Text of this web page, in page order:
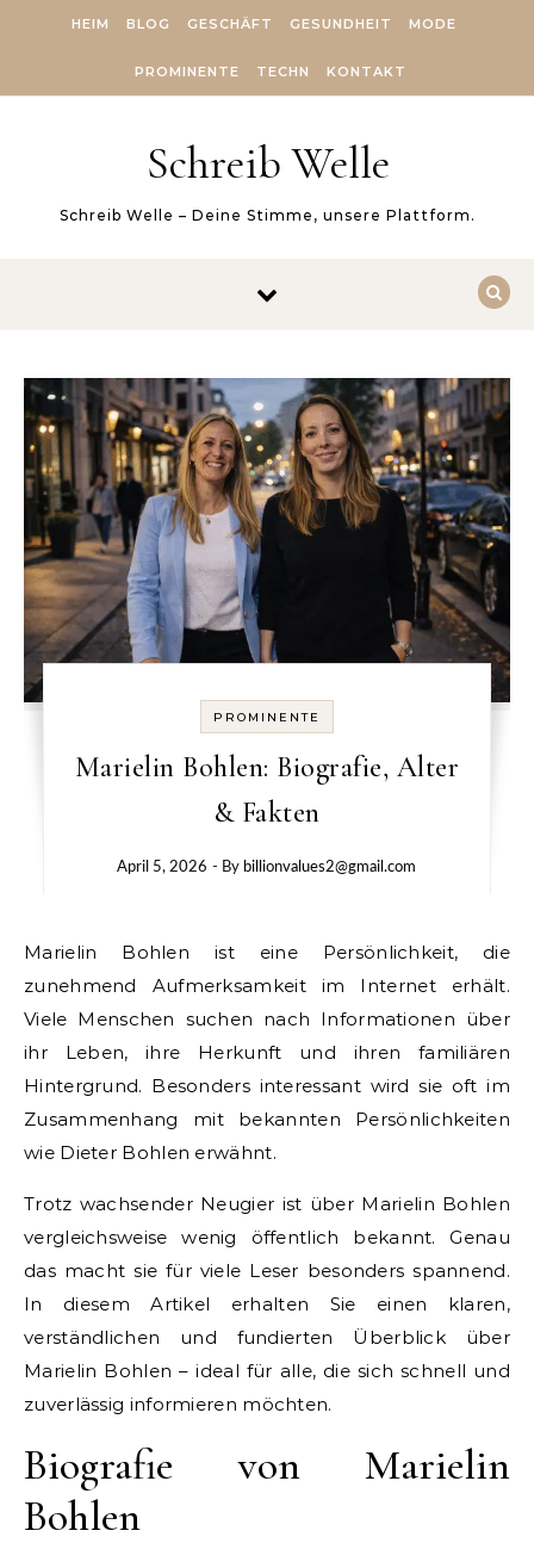
HEIM BLOG GESCHÄFT GESUNDHEIT MODE
PROMINENTE TECHN KONTAKT
Schreib Welle
Schreib Welle – Deine Stimme, unsere Plattform.
PROMINENTE
Marielin Bohlen: Biografie, Alter
& Fakten
April 5, 2026 - By billionvalues2@gmail.com
Marielin Bohlen ist eine Persönlichkeit, die
zunehmend Aufmerksamkeit im Internet erhält.
Viele Menschen suchen nach Informationen über
ihr Leben, ihre Herkunft und ihren familiären
Hintergrund. Besonders interessant wird sie oft im
Zusammenhang mit bekannten Persönlichkeiten
wie Dieter Bohlen erwähnt.
Trotz wachsender Neugier ist über Marielin Bohlen
vergleichsweise wenig öffentlich bekannt. Genau
das macht sie für viele Leser besonders spannend.
In diesem Artikel erhalten Sie einen klaren,
verständlichen und fundierten Überblick über
Marielin Bohlen – ideal für alle, die sich schnell und
zuverlässig informieren möchten.
Biografie von Marielin
Bohlen